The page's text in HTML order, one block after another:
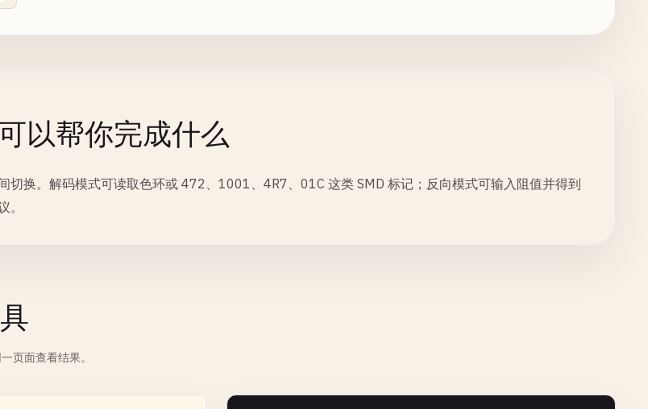
以帮你完成什么
切换。解码模式可读取色环或 472、1001、4R7、01C 这类 SMD 标记；反向模式可输入阻值并得到
。
页面查看结果。